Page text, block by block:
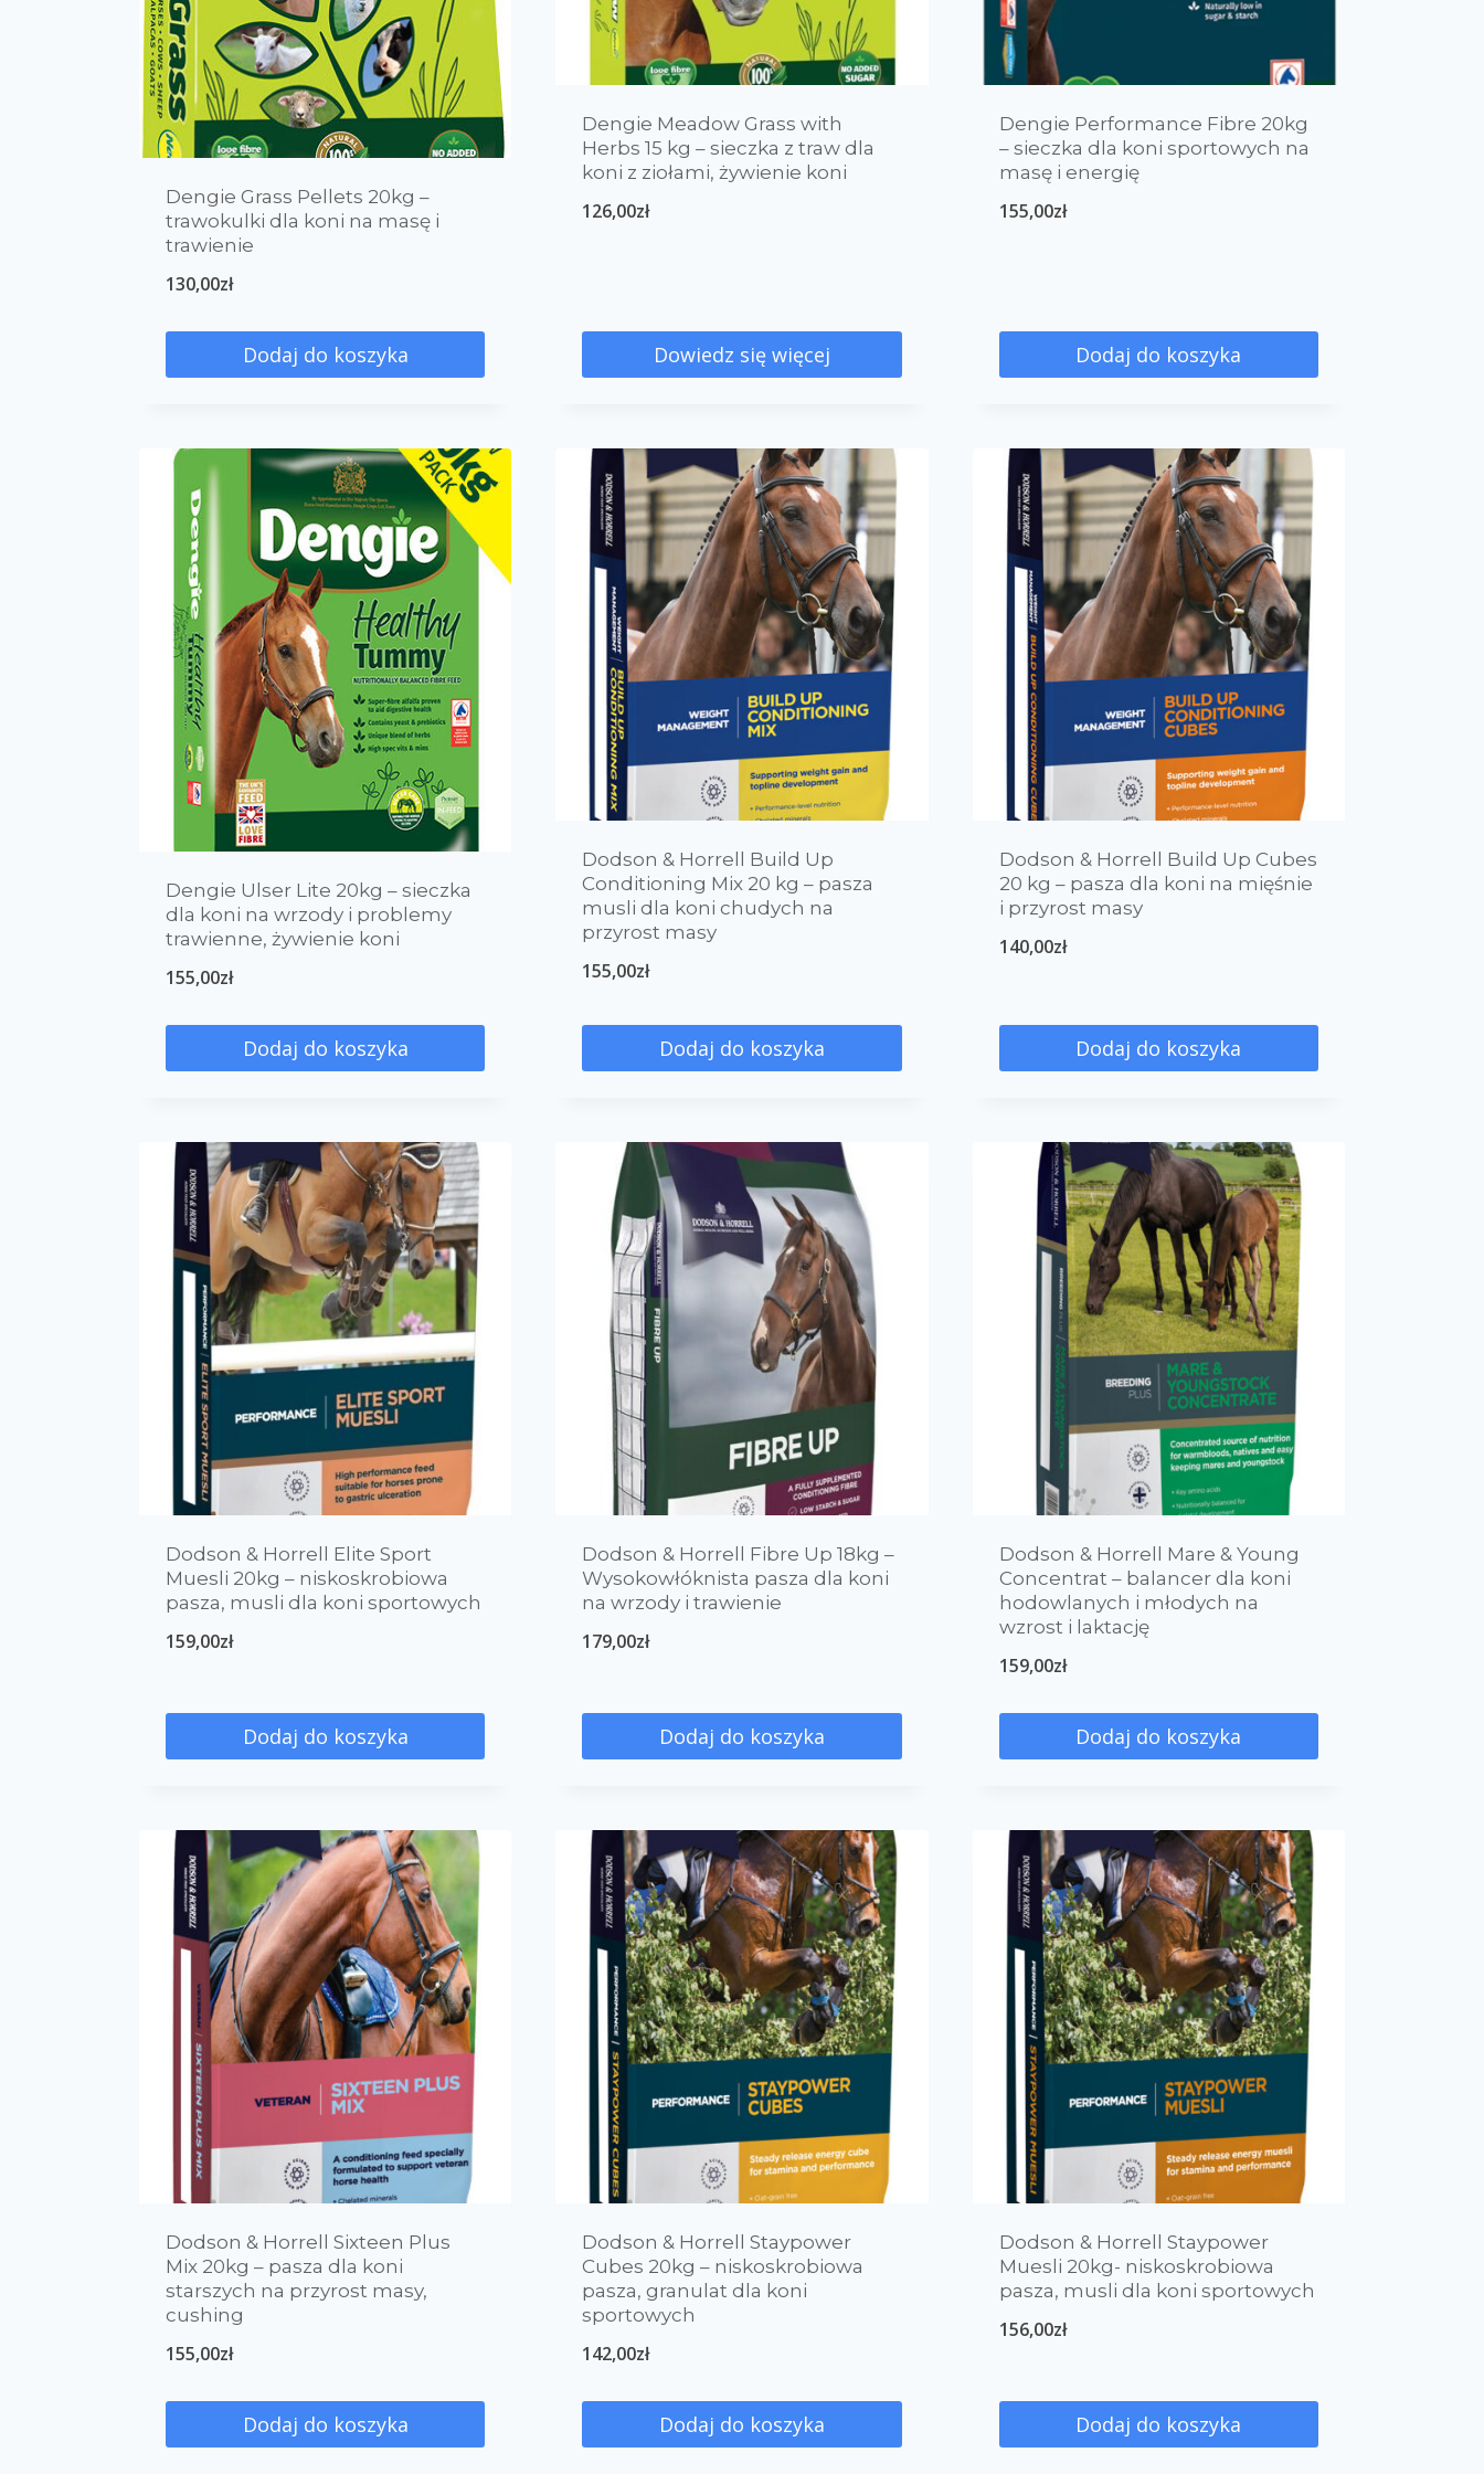
wsparcie ścięgien i więzadeł wsparcie wątroby
0
wydzielina wzrost i rozwój
0
zwyrodnienia
Dengie Grass Pellets 20kg –
trawokulki dla koni na masę i
trawienie
130,00zł
Dodaj do koszyka
Dengie Meadow Grass with
Herbs 15 kg – sieczka z traw dla
koni z ziołami, żywienie koni
126,00zł
Dowiedz się więcej
Dengie Performance Fibre 20kg
– sieczka dla koni sportowych na
masę i energię
155,00zł
Dodaj do koszyka
Dengie Ulser Lite 20kg – sieczka
dla koni na wrzody i problemy
trawienne, żywienie koni
155,00zł
Dodaj do koszyka
Dodson & Horrell Build Up
Conditioning Mix 20 kg – pasza
musli dla koni chudych na
przyrost masy
155,00zł
Dodaj do koszyka
Dodson & Horrell Build Up Cubes
20 kg – pasza dla koni na mięśnie
i przyrost masy
140,00zł
Dodaj do koszyka
Dodson & Horrell Elite Sport
Muesli 20kg – niskoskrobiowa
pasza, musli dla koni sportowych
159,00zł
Dodaj do koszyka
Dodson & Horrell Fibre Up 18kg –
Wysokowłóknista pasza dla koni
na wrzody i trawienie
179,00zł
Dodaj do koszyka
Dodson & Horrell Mare & Young
Concentrat – balancer dla koni
hodowlanych i młodych na
wzrost i laktację
159,00zł
Dodaj do koszyka
Dodson & Horrell Sixteen Plus
Mix 20kg – pasza dla koni
starszych na przyrost masy,
cushing
155,00zł
Dodaj do koszyka
Dodson & Horrell Staypower
Cubes 20kg – niskoskrobiowa
pasza, granulat dla koni
sportowych
142,00zł
Dodaj do koszyka
Dodson & Horrell Staypower
Muesli 20kg- niskoskrobiowa
pasza, musli dla koni sportowych
156,00zł
Dodaj do koszyka